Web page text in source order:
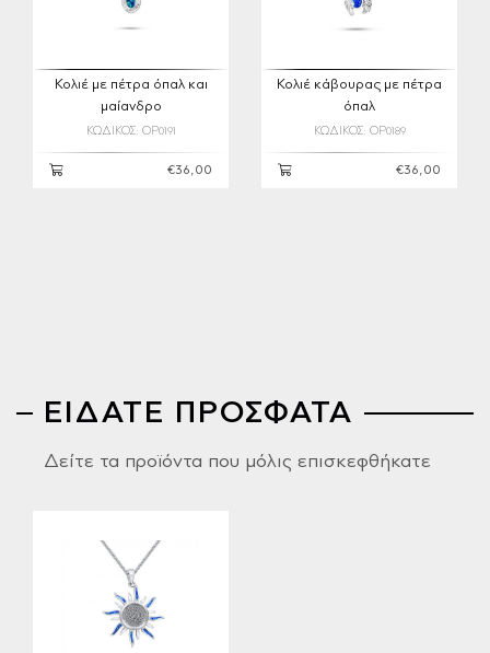
Κολιέ με πέτρα όπαλ και
μαίανδρο
ΚΩΔΙΚΟΣ: OP0191
€36,00
Κολιέ κάβουρας με πέτρα
όπαλ
ΚΩΔΙΚΟΣ: OP0189
€36,00
ΕΙΔΑΤΕ ΠΡΟΣΦΑΤΑ
Δείτε τα προϊόντα που μόλις επισκεφθήκατε